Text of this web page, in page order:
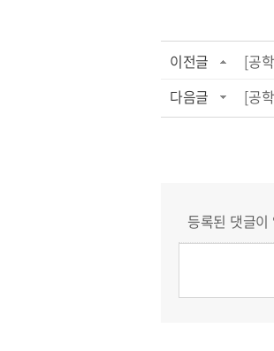
이전글
[공
다음글
[공
등록된 댓글이